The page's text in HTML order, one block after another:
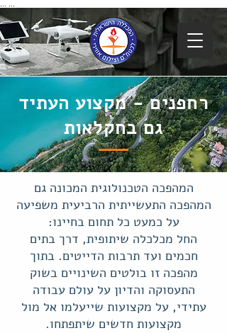
רחפנים - מקצוע העתיד
גם בחקלאות
המהפכה הטכנולוגית המכונה גם
המהפכה התעשייתית הרביעית משפיעה
על כמעט כל תחום בחיינו:
החל מכלכלה שיתופית, דרך בתים
חכמים ועד תרבות הדייטים. בתוך
מהפכה זו בולטים השינויים בשוק
התעסוקה והדיון על עולם עבודה
עתידי, על מקצועות שייעלמו אל מול
מקצועות חדשים שיתפתחו.